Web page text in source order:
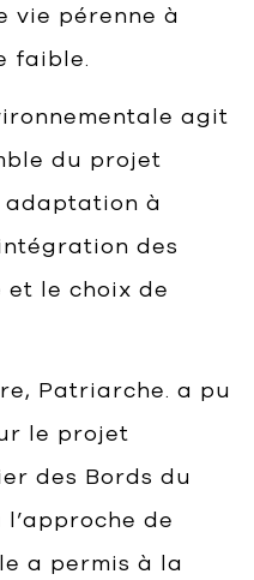
vie pérenne à
faible.
agit
du projet
à
des
le choix de
Patriarche. a pu
le projet
des Bords du
de
a permis à la